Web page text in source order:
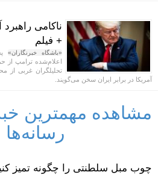
ناکامی راهبرد
+ فیلم
«باشگاه خبرنگاران»
اعلام‌شده ترامپ از
تحلیلگران غربی از
آمریکا در برابر ایران سخن می‌گویند.
مشاهده مهمترین
رسانه‌ها
چوب مبل سلطنتی را چگونه تمیز